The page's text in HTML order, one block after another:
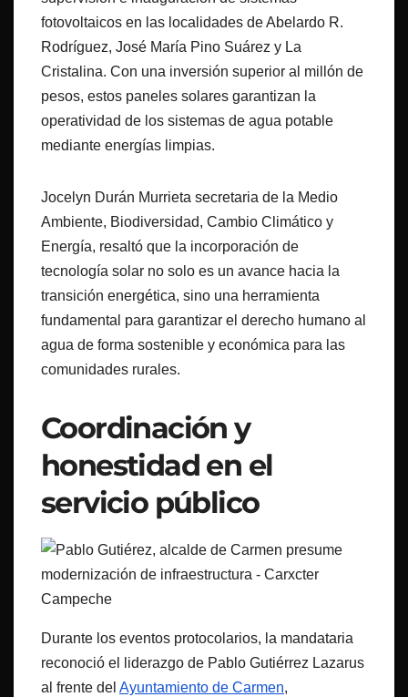
fotovoltaicos en las localidades de Abelardo R.
Rodríguez, José María Pino Suárez y La
Cristalina. Con una inversión superior al millón de
pesos, estos paneles solares garantizan la
operatividad de los sistemas de agua potable
mediante energías limpias.
Jocelyn Durán Murrieta secretaria de la Medio
Ambiente, Biodiversidad, Cambio Climático y
Energía, resaltó que la incorporación de
tecnología solar no solo es un avance hacia la
transición energética, sino una herramienta
fundamental para garantizar el derecho humano al
agua de forma sostenible y económica para las
comunidades rurales.
Coordinación y
honestidad en el
servicio público
Durante los eventos protocolarios, la mandataria
reconoció el liderazgo de Pablo Gutiérrez Lazarus
al frente del Ayuntamiento de Carmen,